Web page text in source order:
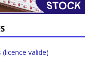
valide)